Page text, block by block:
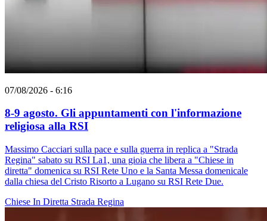
07/08/2026 - 6:16
8-9 agosto. Gli appuntamenti con l'informazione
religiosa alla RSI
Massimo Cacciari sulla pace e sulla guerra in replica a "Strada
Regina" sabato su RSI La1, una gioia che libera a "Chiese in
diretta" domenica su RSI Rete Uno e la Santa Messa domenicale
dalla chiesa del Cristo Risorto a Lugano su RSI Rete Due.
Chiese In Diretta Strada Regina